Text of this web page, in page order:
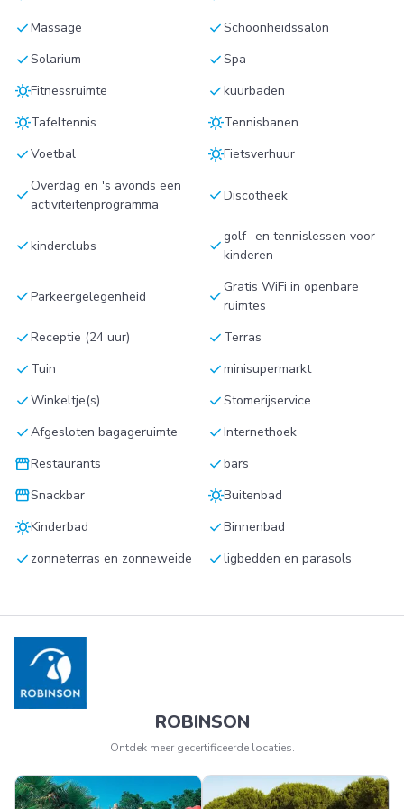
checkMassage checkSchoonheidssalon
checkSolarium checkSpa
sunnyFitnessruimte checkkuurbaden
sunnyTafeltennis sunnyTennisbanen
checkVoetbal sunnyFietsverhuur
check Overdag en 's avonds een
activiteitenprogramma
checkDiscotheek
checkkinderclubs checkgolf- en tennislessen voor
kinderen
checkParkeergelegenheid check Gratis WiFi in openbare
ruimtes
checkReceptie (24 uur) check Terras
check Tuin checkminisupermarkt
checkWinkeltje(s) checkStomerijservice
checkAfgesloten bagageruimte checkInternethoek
storefrontRestaurants checkbars
storefrontSnackbar sunnyBuitenbad
sunnyKinderbad checkBinnenbad
check zonneterras en zonneweide checkligbedden en parasols
ROBINSON
Ontdek meer gecertificeerde locaties.